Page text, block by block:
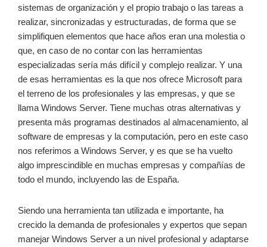
sistemas de organización y el propio trabajo o las tareas a
realizar, sincronizadas y estructuradas, de forma que se
simplifiquen elementos que hace años eran una molestia o
que, en caso de no contar con las herramientas
especializadas sería más difícil y complejo realizar. Y una
de esas herramientas es la que nos ofrece Microsoft para
el terreno de los profesionales y las empresas, y que se
llama Windows Server. Tiene muchas otras alternativas y
presenta más programas destinados al almacenamiento, al
software de empresas y la computación, pero en este caso
nos referimos a Windows Server, y es que se ha vuelto
algo imprescindible en muchas empresas y compañías de
todo el mundo, incluyendo las de España.
Siendo una herramienta tan utilizada e importante, ha
crecido la demanda de profesionales y expertos que sepan
manejar Windows Server a un nivel profesional y adaptarse